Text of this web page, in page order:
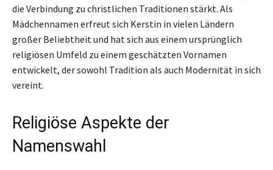
die Verbindung zu christlichen Traditionen stärkt. Als
Mädchennamen erfreut sich Kerstin in vielen Ländern
großer Beliebtheit und hat sich aus einem ursprünglich
religiösen Umfeld zu einem geschätzten Vornamen
entwickelt, der sowohl Tradition als auch Modernität in sich
vereint.
Religiöse Aspekte der
Namenswahl